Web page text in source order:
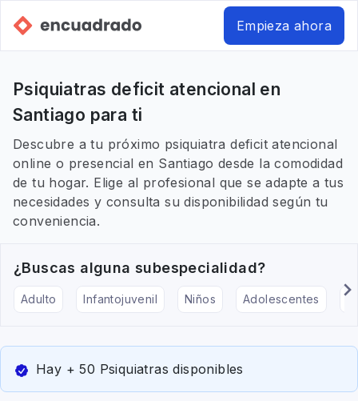
Empieza ahora
Psiquiatras deficit atencional en
Santiago para ti
Descubre a tu próximo psiquiatra deficit atencional
online o presencial en Santiago desde la comodidad
de tu hogar. Elige al profesional que se adapte a tus
necesidades y consulta su disponibilidad según tu
conveniencia.
¿Buscas alguna subespecialidad?
Adulto Infantojuvenil Niños Adolescentes
Hay + 50 Psiquiatras disponibles